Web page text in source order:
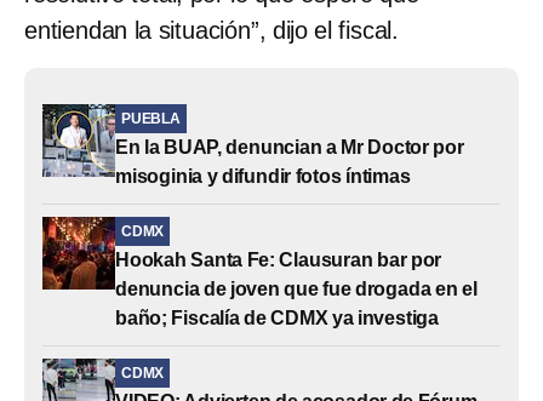
entiendan la situación”, dijo el fiscal.
PUEBLA
En la BUAP, denuncian a Mr Doctor por
misoginia y difundir fotos íntimas
CDMX
Hookah Santa Fe: Clausuran bar por
denuncia de joven que fue drogada en el
baño; Fiscalía de CDMX ya investiga
CDMX